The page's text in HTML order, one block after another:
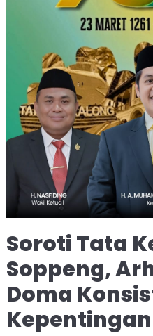
Soroti Tata
Soppeng,
Doma